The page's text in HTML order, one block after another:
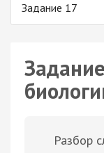
Задание 17
Разбор